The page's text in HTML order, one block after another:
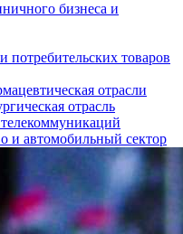
бизнеса и
потребительских товаров
отрасли
отрасль
и автомобильный сектор